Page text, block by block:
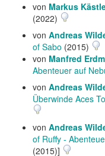
von Markus
(2022)
von Andreas
of Sabo (2015)
von Manfred
Abenteuer auf
von Andreas
Überwinde Aces
von Andreas
of Ruffy -
(2015)]